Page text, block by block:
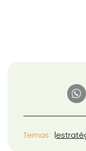
Temas